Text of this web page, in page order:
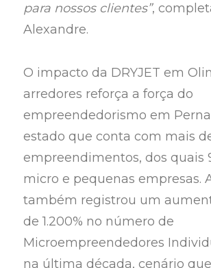
para nossos clientes”,
Alexandre.
O impacto da DRYJET em
arredores reforça a força do
empreendedorismo em
estado que conta com mais
empreendimentos, dos quais
micro e pequenas empresas.
também registrou um
de 1.200% no número de
Microempreendedores
na última década, cenário